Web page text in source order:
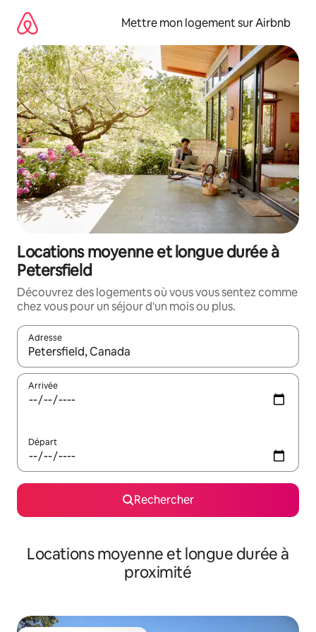
directement
contenu
Mettre mon logement sur Airbnb
Locations moyenne et longue durée à
Petersfield
Découvrez des logements où vous vous sentez comme
chez vous pour un séjour d'un mois ou plus.
Adresse
Lorsque les résultats s'affichent, utilisez les flèches vers le
Arrivée
Départ
Rechercher
Locations moyenne et longue durée à
proximité